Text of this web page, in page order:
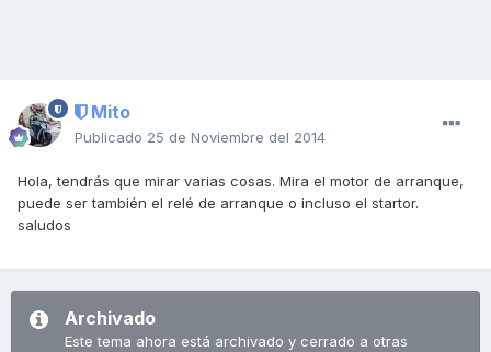
Mito
Publicado 25 de Noviembre del 2014
Hola, tendrás que mirar varias cosas. Mira el motor de arranque,
puede ser también el relé de arranque o incluso el startor.
saludos
Archivado
Este tema ahora está archivado y cerrado a otras